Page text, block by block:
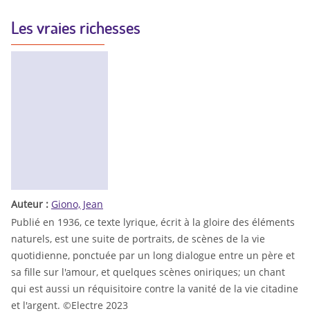
Les vraies richesses
Auteur : Giono, Jean
Publié en 1936, ce texte lyrique, écrit à la gloire des éléments
naturels, est une suite de portraits, de scènes de la vie
quotidienne, ponctuée par un long dialogue entre un père et
sa fille sur l'amour, et quelques scènes oniriques; un chant
qui est aussi un réquisitoire contre la vanité de la vie citadine
et l'argent. ©Electre 2023